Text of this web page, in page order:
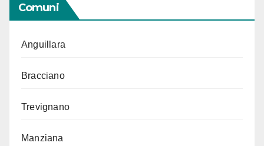
Comuni
Anguillara
Bracciano
Trevignano
Manziana